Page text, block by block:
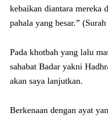
kebaikan diantara mereka
pahala yang besar.”
Pada khotbah yang lalu
sahabat Badar yakni
akan saya lanjutkan.
Berkenaan dengan ayat